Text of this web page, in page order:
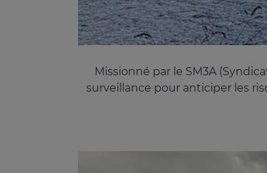
Missionné par le SM3A
surveillance pour anticiper les